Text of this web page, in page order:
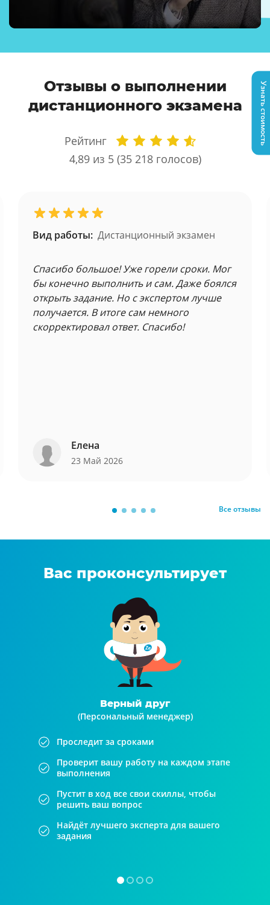
Отзывы о выполнении
дистанционного экзамена
Рейтинг
4,89 из 5 (35 218голосов)
Вид работы: Дистанционный экзамен
Спасибо большое! Уже горели сроки. Мог
бы конечно выполнить и сам. Даже боялся
открыть задание. Но с экспертом лучше
получается. В итоге сам немного
скорректировал ответ. Спасибо!
Елена
23 Май 2026
Все отзывы
Вас проконсультирует
Верный друг
(Персональный менеджер)
Проследит за сроками
Проверит вашу работу на каждом этапе
выполнения
Пустит в ход все свои скиллы, чтобы
решить ваш вопрос
Найдёт лучшего эксперта для вашего
задания
Узнать стоимость